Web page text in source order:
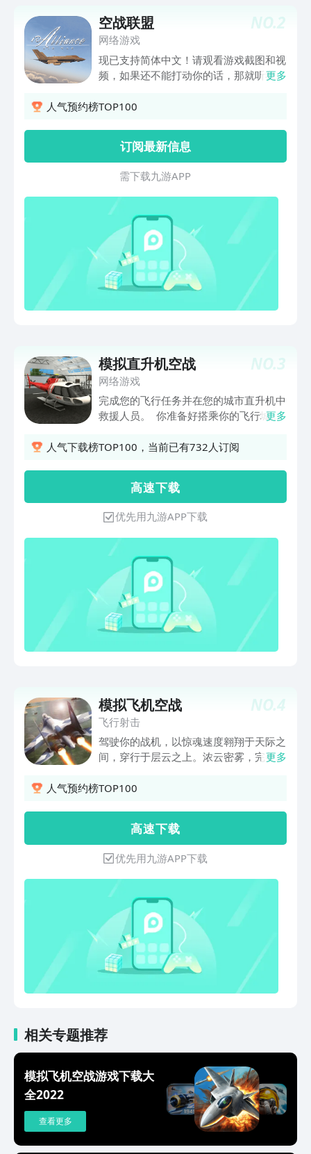
NO.2
空战联盟
网络游戏
现已支持简体中文！请观看游戏截图和视
频，如果还不能打动你的话，那就听我们
器。” “没错，我们的确需要。”那就让我
史以来视效最逼真、战况最激烈、意义最
重大的飞行模拟游戏吧......联盟：空战-
驾驶你的战机，以惊魂速度翱翔于天际之
间，穿行于层云之上。浓云密雾，完美呈
现。或摧毁敌机，或悠游在云霄之上，本
即时视频游戏定能为你带来前所未有的震
撼体验。- 快拿起你的机枪、火箭、M61
火神式机炮以及制导导弹，即可以与朋友
网上空中混战，也可以与成群结队的敌机
和战舰正面交锋。- 从二战时期的战斗机
雏形到未来的第 5 代战机，空战已历经
了数十年发展历程。很快，我们会带你纵
40- P-38- Supermarine Seafire Spitfire-
Bf 109- P-51- Fw 190- F4U- FA-18C- J-
8II- Tornado ADV F3- F-5E- MiG-29- F-
16C- F-14A- Su-27S- F-15C- F-35C- J-
J-20- Su-57- F-22A- 赚取联盟积分，提高
你的飞行动力、引擎马力、装甲强度、武
器火力及载重能力。- 6 大游戏模式考验
你的空战飞行技能：缠斗、编队攻击、编
队防御、斩首攻击、暗杀攻击和自由飞
行。- 你还可以和全球顶尖的王牌飞行员
翔。在手机上、平板电脑上或者Apple TV
上，我们保证你从未见过像Alliance这样
的游戏！“是的，我们做到了。”订阅信
息：•提供每月订阅以访问内容•确认购买
时，将向iTunes帐户收取费用•除非在当
前期间结束前至少24小时关闭自动续
订，否则订阅会自动续订•账户将在当前
期间结束前24小时内收取续期费用; 续订
置可以关闭自动续订
更多
人气预约榜TOP100
订阅最新信息
需 下 载 九 游 A P P
NO.3
模拟直升机空战
网络游戏
完成您的飞行任务并在您的城市直升机中
救援人员。 你准备好搭乘你的飞行城市
务吗？这是您实现驾驶救援直升机所有梦
你必须赶紧救援受伤的人。 这款救援直
升机飞行模拟器具有易于控制和易于理解
的说明和指导。一旦你开始飞行你的紧急
直升机，你会立即迷上它，你将很难离开
屏幕。这个高度上瘾的飞行直升机模拟器
将永远让你占领。 【游戏特色】 - 选择
你自己的令人敬畏的救援直升机，以最终
救援受伤的人。 - 将为您提供迷你地图，
以指导您到达目的地。 - 美丽宽阔的土
地，让您飞行您的终极城市救援直升机，
而不会被击中。 - 尽可能快地到达检查
实际上坐在你的救援911紧急直升机营救
人。
更多
人气下载榜TOP100，当前已有732人订阅
高 速 下 载
优先用九游APP下载
NO.4
模拟飞机空战
飞行射击
驾驶你的战机，以惊魂速度翱翔于天际之
间，穿行于层云之上。浓云密雾，完美呈
即时视频游戏定能为你带来前所未有的震
网上空中混战，也可以与成群结队的敌机
和战舰正面交锋。 - 从二战时期的战斗机
雏形到未来的第 5 代战机，空战已历经
了数十年发展历程。很快，我们会带你纵
览整部战斗航空及战机发展史，
更多
人气预约榜TOP100
高 速 下 载
优先用九游APP下载
相关专题推荐
模拟飞机空战游戏下载大
全2022
查看更多